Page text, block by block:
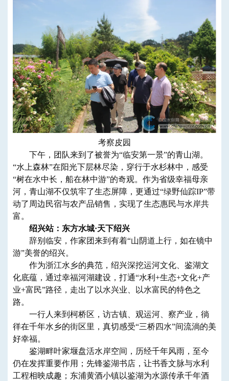
考察皮园
下午，团队来到了被誉为“临安第一景”的青山湖。
“水上森林”在阳光下层林尽染，穿行于水杉林中，感受
“树在水中长，船在林中游”的奇观。作为省级幸福母亲
河，青山湖不仅筑牢了生态屏障，更通过“绿野仙踪IP”带
动了周边民宿与农产品销售，实现了生态惠民与水岸共
富。
绍兴站：东方水城·天下绍兴
辞别临安，作家团来到有着“山阴道上行，如在镜中
游”美誉的绍兴。
作为浙江水乡的典范，绍兴深挖运河文化、鉴湖文
化底蕴，通过幸福河湖建设，打通“水利+生态+文化+产
业+富民”路径，走出了以水兴业、以水富民的特色之
路。
一行人来到柯桥区，访古镇、观运河、察产业，徜
徉在千年水乡的街区里，真切感受“三桥四水”间流淌的美
好幸福。
鉴湖畔叶家堰盘活水岸空间，历经千年风雨，至今
仍在发挥重要作用；先锋鉴湖书店，让书香文脉与水利
工程相映成趣；东浦黄酒小镇以鉴湖为水源传承千年酒